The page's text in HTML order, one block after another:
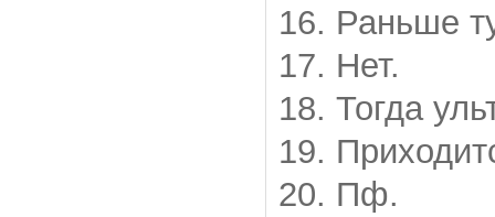
16. Раньше
17. Нет.
18. Тогда
19.
20. Пф.